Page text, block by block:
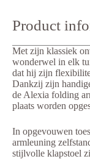
Product
Met zijn klassiek
wonderwel in elk
dat hij zijn
Dankzij zijn
de Alexia folding
plaats worden
In opgevouwen
armleuning
stijlvolle klapstoel